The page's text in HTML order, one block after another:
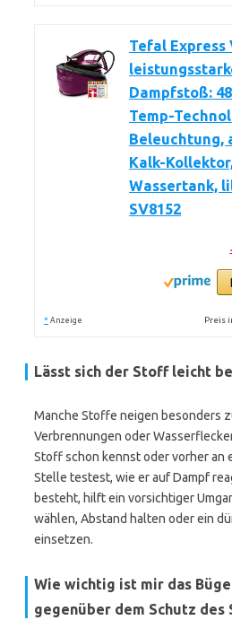
Tefal Express
Dampfstoß:
Temp-
Beleuchtung,
Kalk-
Wassertank,
SV8152
* Anzeige Preis
Lässt sich der Stoff leicht
Manche Stoffe neigen besonders
Verbrennungen oder
Stoff schon kennst oder vorher an
Stelle testest, wie er auf Dampf
besteht, hilft ein vorsichtiger
wählen, Abstand halten oder ein
einsetzen.
Wie wichtig ist mir das
gegenüber dem Schutz des